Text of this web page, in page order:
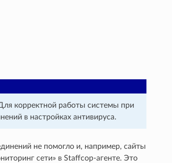
корректной работы системы при
в настройках антивируса.
не помогло и, например, сайты
сети» в Staffcop-агенте. Это